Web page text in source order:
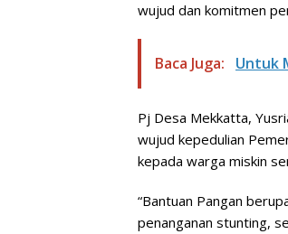
wujud dan komitmen
Baca Juga: Untuk
Pj Desa Mekkatta,
wujud kepedulian
kepada warga miskin
“Bantuan Pangan
penanganan stunting,